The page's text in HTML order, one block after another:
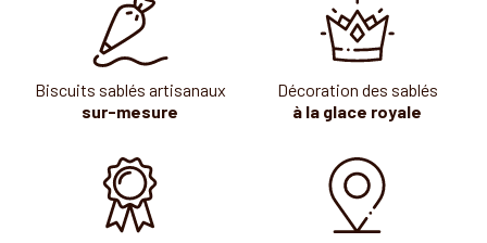
Biscuits sablés artisanaux
sur-mesure
Décoration des sablés
à la glace royale